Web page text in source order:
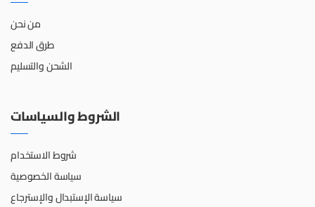
من نحن
طرق الدفع
الشحن والتسليم
الشروط والسياسات
شروط الاستخدام
سياسة الخصوصية
سياسة الإستبدال والإسترجاع